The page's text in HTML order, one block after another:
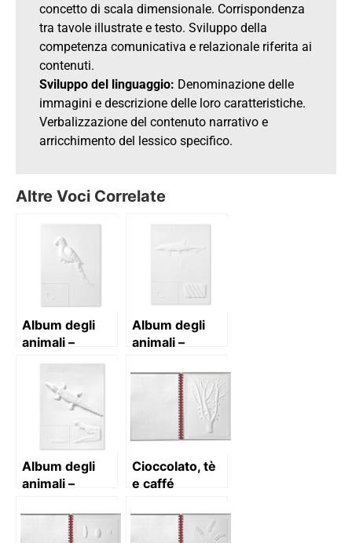
concetto di scala dimensionale. Corrispondenza
tra tavole illustrate e testo. Sviluppo della
competenza comunicativa e relazionale riferita ai
contenuti.
Sviluppo del linguaggio: Denominazione delle
immagini e descrizione delle loro caratteristiche.
Verbalizzazione del contenuto narrativo e
arricchimento del lessico specifico.
Altre Voci Correlate
Album degli
animali –
Album degli
animali –
Album degli
animali –
Cioccolato, tè
e caffé